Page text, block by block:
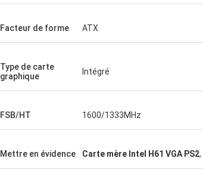
Facteur de forme ATX
Type de carte
graphique
Intégré
FSB/HT 1600/1333MHz
Mettre en évidence Carte mère Intel H61 VGA PS2,